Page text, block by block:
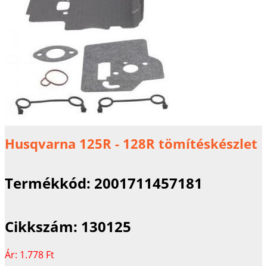
Husqvarna 125R - 128R tömítéskészlet
Termékkód: 2001711457181
Cikkszám: 130125
Ár: 1.778 Ft